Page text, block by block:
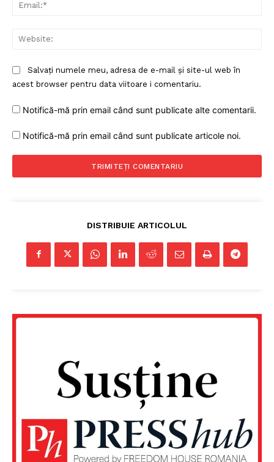
Salvați numele meu, adresa de e-mail și site-ul web în
acest browser pentru data viitoare i comentariu.
Notifică-mă prin email când sunt publicate alte comentarii.
Notifică-mă prin email când sunt publicate articole noi.
DISTRIBUIE ARTICOLUL